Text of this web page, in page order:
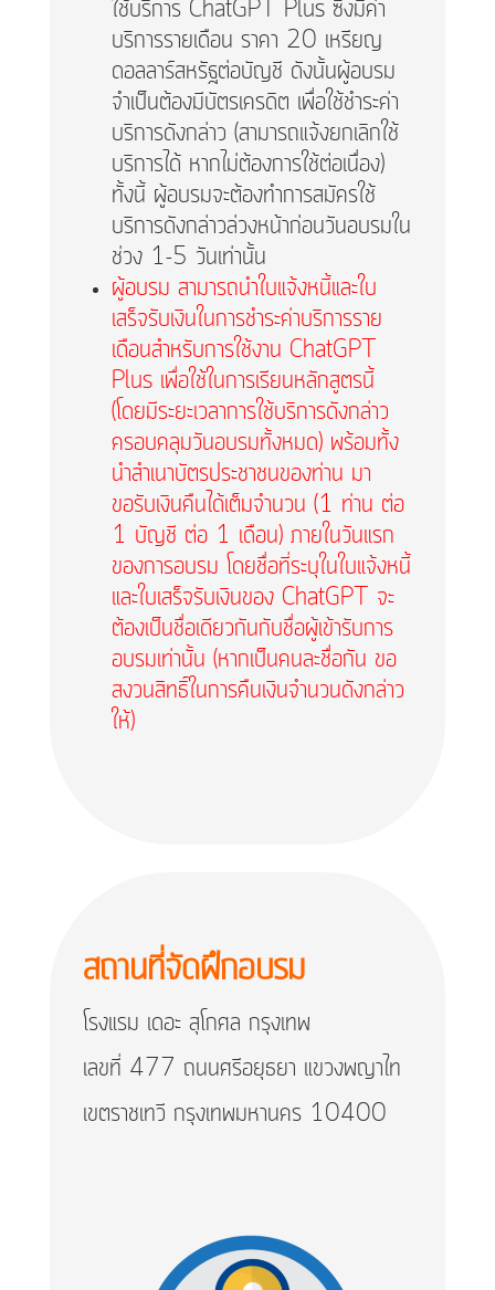
ใช้บริการ ChatGPT Plus ซึ่งมีค่า
บริการรายเดือน ราคา 20 เหรียญ
ดอลลาร์สหรัฐต่อบัญชี ดังนั้นผู้อบรม
จำเป็นต้องมีบัตรเครดิต เพื่อใช้ชำระค่า
บริการดังกล่าว (สามารถแจ้งยกเลิกใช้
บริการได้ หากไม่ต้องการใช้ต่อเนื่อง)
ทั้งนี้ ผู้อบรมจะต้องทำการสมัครใช้
บริการดังกล่าวล่วงหน้าก่อนวันอบรมใน
ช่วง 1-5 วันเท่านั้น
ผู้อบรม สามารถนำใบแจ้งหนี้และใบ
เสร็จรับเงินในการชำระค่าบริการราย
เดือนสำหรับการใช้งาน ChatGPT
Plus เพื่อใช้ในการเรียนหลักสูตรนี้
(โดยมีระยะเวลาการใช้บริการดังกล่าว
ครอบคลุมวันอบรมทั้งหมด) พร้อมทั้ง
นำสำเนาบัตรประชาชนของท่าน มา
ขอรับเงินคืนได้เต็มจำนวน (1 ท่าน ต่อ
1 บัญชี ต่อ 1 เดือน) ภายในวันแรก
ของการอบรม โดยชื่อที่ระบุในใบแจ้งหนี้
และใบเสร็จรับเงินของ ChatGPT จะ
ต้องเป็นชื่อเดียวกันกับชื่อผู้เข้ารับการ
อบรมเท่านั้น (หากเป็นคนละชื่อกัน ขอ
สงวนสิทธิ์ในการคืนเงินจำนวนดังกล่าว
ให้)
สถานที่จัดฝึกอบรม
โรงแรม เดอะ สุโกศล กรุงเทพ
เลขที่ 477 ถนนศรีอยุธยา แขวงพญาไท
เขตราชเทวี กรุงเทพมหานคร 10400